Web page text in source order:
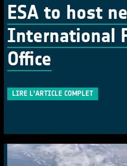
ESA to host
International
Office
LIRE L'ARTICLE COMPLET